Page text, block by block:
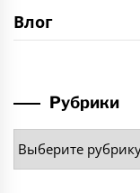
Влог
Рубрики
Рубрики